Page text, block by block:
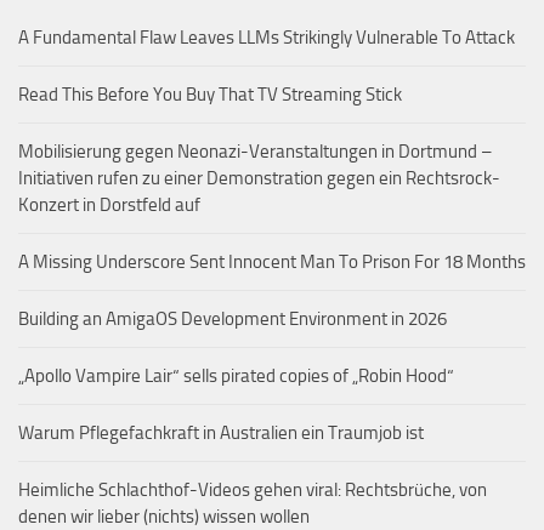
A Fundamental Flaw Leaves LLMs Strikingly Vulnerable To Attack
Read This Before You Buy That TV Streaming Stick
Mobilisierung gegen Neonazi-Veranstaltungen in Dortmund –
Initiativen rufen zu einer Demonstration gegen ein Rechtsrock-
Konzert in Dorstfeld auf
A Missing Underscore Sent Innocent Man To Prison For 18 Months
Building an AmigaOS Development Environment in 2026
„Apollo Vampire Lair“ sells pirated copies of „Robin Hood“
Warum Pflegefachkraft in Australien ein Traumjob ist
Heimliche Schlachthof-Videos gehen viral: Rechtsbrüche, von
denen wir lieber (nichts) wissen wollen